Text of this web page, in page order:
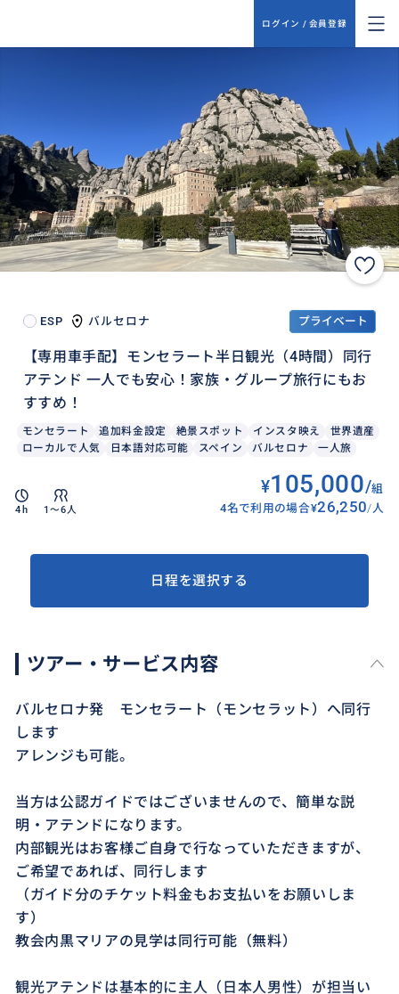
ログイン / 会員登録
ESP バルセロナ プライベート
【専用車手配】モンセラート半日観光（4時間）同行
アテンド 一人でも安心！家族・グループ旅行にもお
すすめ！
モンセラート 追加料金設定 絶景スポット インスタ映え
世界遺産
ローカルで人気
日本語対応可能 スペイン バルセロナ 一人旅
4h 1〜6人
¥105,000/組
4名で利用の場合¥26,250/人
日程を選択する
ツアー・サービス内容
バルセロナ発 モンセラート（モンセラット）へ同行
します
アレンジも可能。
当方は公認ガイドではございませんので、簡単な説
明・アテンドになります。
内部観光はお客様ご自身で行なっていただきますが、
ご希望であれば、同行します
（ガイド分のチケット料金もお支払いをお願いしま
す）
教会内黒マリアの見学は同行可能（無料）
観光アテンドは基本的に主人（日本人男性）が担当い